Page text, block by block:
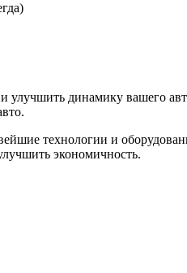
динамику вашего
технологии и
экономичность.